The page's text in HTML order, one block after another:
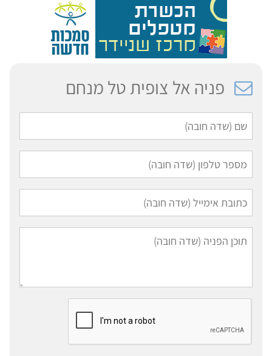
פניה אל צופית טל מנחם